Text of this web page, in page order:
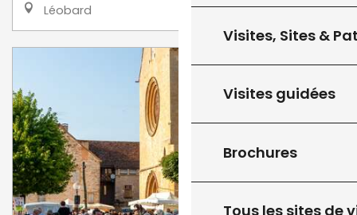
Visites, Sites &
Visites guidées
Brochures
Tous les sites de
Léobard